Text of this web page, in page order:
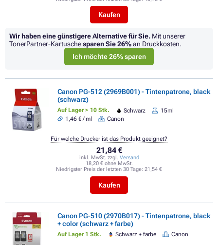
Kaufen
Wir haben eine günstigere Alternative für Sie. Mit unserer
TonerPartner-Kartuschesparen Sie26%an Druckkosten.
Ich möchte 26% sparen
Canon PG-512 (2969B001) - Tintenpatrone, black
(schwarz)
Auf Lager > 10 Stk. Schwarz
15ml
1,46 € / ml
Canon
21,84 €
inkl. MwSt. zzgl. Versand
18,20 € ohne MwSt.
Niedrigster Preis der letzten 30 Tage: 21,54 €
Kaufen
Für welche Drucker ist das Produkt geeignet?
Canon PG-510 (2970B017) - Tintenpatrone, black
+ color (schwarz + farbe)
Auf Lager 1 Stk. Schwarz + farbe Canon